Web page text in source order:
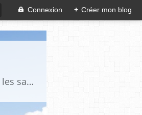
Connexion + Créer mon blog
Des recettes simples, ou raffinées, pour deux, entre amis ou en famille, il y en a pour tous les gouts et les saveurs, vous avez l'embarras du choix. Sans oublier tous les trucs et astuces qui nous facilite la vie de tous les jours.